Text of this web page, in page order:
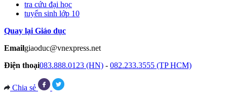
tra cứu đại học
tuyển sinh lớp 10
Quay lại Giáo dục
Emailgiaoduc@vnexpress.net
Điện thoại083.888.0123 (HN) - 082.233.3555 (TP HCM)
Chia sẻ